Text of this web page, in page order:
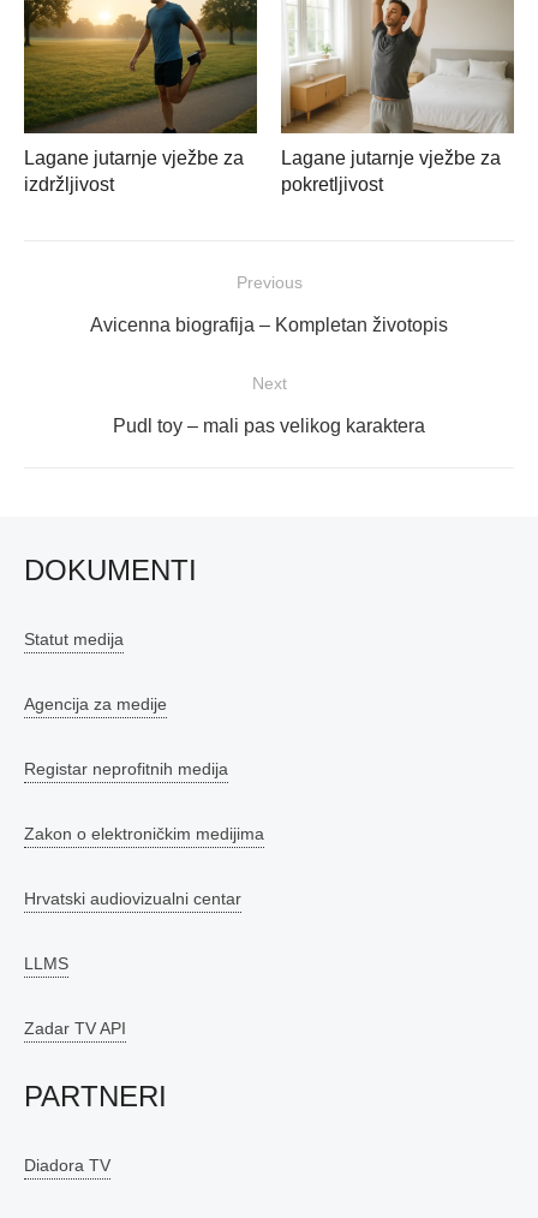
Lagane jutarnje vježbe za
izdržljivost
Lagane jutarnje vježbe za
pokretljivost
objava
Previous
Previous
Avicenna biografija – Kompletan životopis
Next
Next
Pudl toy – mali pas velikog karaktera
DOKUMENTI
Statut medija
Agencija za medije
Registar neprofitnih medija
Zakon o elektroničkim medijima
Hrvatski audiovizualni centar
LLMS
Zadar TV API
PARTNERI
Diadora TV